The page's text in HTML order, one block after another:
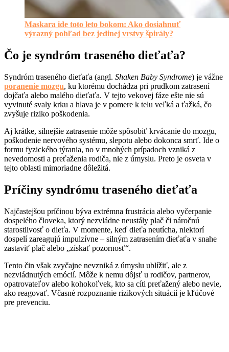
Maskara ide toto leto bokom: Ako dosiahnuť
výrazný pohľad bez jedinej vrstvy špirály?
Čo je syndróm traseného dieťaťa?
Syndróm traseného dieťaťa (angl. Shaken Baby Syndrome) je vážne
poranenie mozgu, ku ktorému dochádza pri prudkom zatrasení
dojčaťa alebo malého dieťaťa. V tejto vekovej fáze ešte nie sú
vyvinuté svaly krku a hlava je v pomere k telu veľká a ťažká, čo
zvyšuje riziko poškodenia.
Aj krátke, silnejšie zatrasenie môže spôsobiť krvácanie do mozgu,
poškodenie nervového systému, slepotu alebo dokonca smrť. Ide o
formu fyzického týrania, no v mnohých prípadoch vzniká z
nevedomosti a preťaženia rodiča, nie z úmyslu. Preto je osveta v
tejto oblasti mimoriadne dôležitá.
Príčiny syndrómu traseného dieťaťa
Najčastejšou príčinou býva extrémna frustrácia alebo vyčerpanie
dospelého človeka, ktorý nezvládne neustály plač či náročnú
starostlivosť o dieťa. V momente, keď dieťa neutícha, niektorí
dospelí zareagujú impulzívne – silným zatrasením dieťaťa v snahe
zastaviť plač alebo „získať pozornosť“.
Tento čin však zvyčajne nevzniká z úmyslu ublížiť, ale z
nezvládnutých emócií. Môže k nemu dôjsť u rodičov, partnerov,
opatrovateľov alebo kohokoľvek, kto sa cíti preťažený alebo nevie,
ako reagovať. Včasné rozpoznanie rizikových situácií je kľúčové
pre prevenciu.